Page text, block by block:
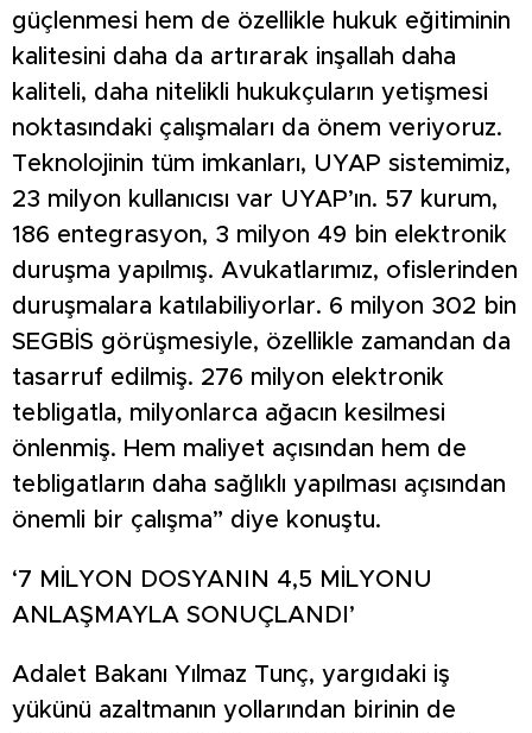
güçlenmesi hem de özellikle hukuk eğitiminin
kalitesini daha da artırarak inşallah daha
kaliteli, daha nitelikli hukukçuların yetişmesi
noktasındaki çalışmaları da önem veriyoruz.
Teknolojinin tüm imkanları, UYAP sistemimiz,
23 milyon kullanıcısı var UYAP’ın. 57 kurum,
186 entegrasyon, 3 milyon 49 bin elektronik
duruşma yapılmış. Avukatlarımız, ofislerinden
duruşmalara katılabiliyorlar. 6 milyon 302 bin
SEGBİS görüşmesiyle, özellikle zamandan da
tasarruf edilmiş. 276 milyon elektronik
tebligatla, milyonlarca ağacın kesilmesi
önlenmiş. Hem maliyet açısından hem de
tebligatların daha sağlıklı yapılması açısından
önemli bir çalışma” diye konuştu.
‘7 MİLYON DOSYANIN 4,5 MİLYONU
ANLAŞMAYLA SONUÇLANDI’
Adalet Bakanı Yılmaz Tunç, yargıdaki iş
yükünü azaltmanın yollarından birinin de